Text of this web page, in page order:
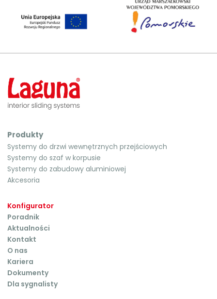
Produkty
Systemy do drzwi wewnętrznych przejściowych
Systemy do szaf w korpusie
Systemy do zabudowy aluminiowej
Akcesoria
Konfigurator
Poradnik
Aktualności
Kontakt
O nas
Kariera
Dokumenty
Dla sygnalisty